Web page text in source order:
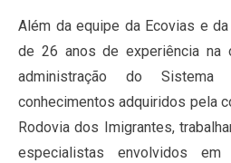
Além da equipe da Ecovias e
de 26 anos de experiência na
administração do Sistema
conhecimentos adquiridos pela
Rodovia dos Imigrantes,
especialistas envolvidos